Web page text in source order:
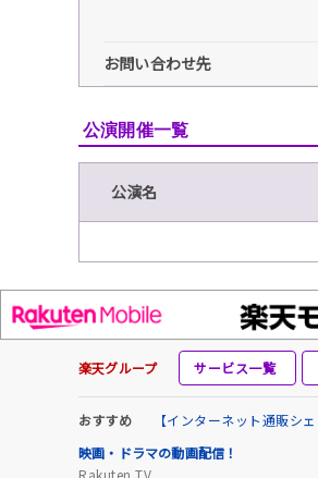
お問い合わせ先
公演開催一覧
公演名
楽天グループ サービス一覧
おすすめ
【インターネット通販シ
映画・ドラマの動画配信！